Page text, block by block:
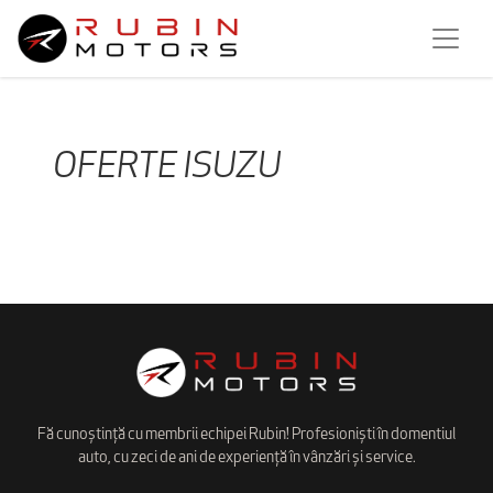
OFERTE ISUZU
Fă cunoștință cu membrii echipei Rubin! Profesioniști în domentiul
auto, cu zeci de ani de experiență în vânzări și service.